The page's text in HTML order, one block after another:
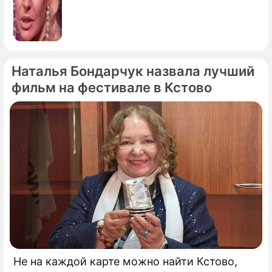
Наталья Бондарчук назвала лучший
фильм на фестивале в Кстово
Не на каждой карте можно найти Кстово,